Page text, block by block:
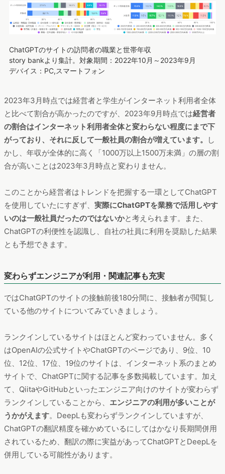
ChatGPTのサイトの訪問者の職業と世帯年収
story bankより集計。対象期間：2022年10月～2023年9月
デバイス：PC,スマートフォン
2023年3月時点では経営者と学生がインターネット利用者全体
と比べて割合が高かったのですが、2023年9月時点では経営者
の割合はインターネット利用者全体と変わらない程度にまで下
がっており、それに反して一般社員の割合が増えています。
し
かし、年収が全体的に高く「1000万以上1500万未満」の層の割
合が高いことは2023年3月時点と変わりません。
このことから経営者はトレンドを把握する一環としてChatGPT
を使用していたにすぎず、 実際にChatGPTを業務で活用しやす
いのは一般社員だったのではないかと考えられます。また、
ChatGPTの利便性を認識し、自社の社員に利用を奨励した結果
とも予想できます。
変わらずエンジニアが利用・関連記事も充実
ではChatGPTのサイトの接触前後180分間に、接触者が閲覧し
ている他のサイトについてみていきましょう。
ランクインしているサイトはほとんど変わっていません。多く
はOpenAIの公式サイトやChatGPTのページであり、9位、10
位、12位、17位、19位のサイトは、インターネット系のまとめ
サイトで、ChatGPTに関する記事を多数掲載しています。加え
て、QiitaやGitHubといったエンジニア向けのサイトが変わらず
ランクインしていることから、 エンジニアの利用が多いことが
うかがえます。DeepLも変わらずランクインしていますが、
ChatGPTの翻訳精度を確かめているにしてはかなり長期間併用
されているため、翻訳の際に実益があってChatGPTとDeepLを
併用している可能性があります。